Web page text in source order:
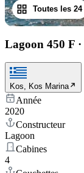
Toutes les 24
Lagoon 450 F ·
Kos, Kos Marina
Année
2020
Constructeur
Lagoon
Cabines
4